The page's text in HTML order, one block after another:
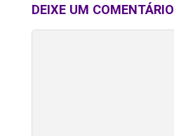
DEIXE UM COMENTÁRIO